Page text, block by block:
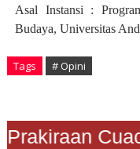
Asal Instansi :
Budaya, Universitas
Tags # Opini